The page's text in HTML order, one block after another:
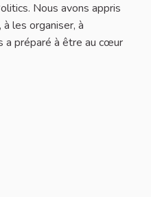
​​Nous avons appris
les organiser, à
a préparé à être au cœur